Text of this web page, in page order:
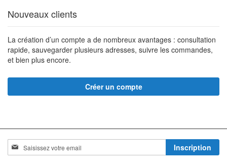
Nouveaux clients
La création d’un compte a de nombreux avantages : consultation
rapide, sauvegarder plusieurs adresses, suivre les commandes,
et bien plus encore.
Créer un compte
Inscription
à
Inscription